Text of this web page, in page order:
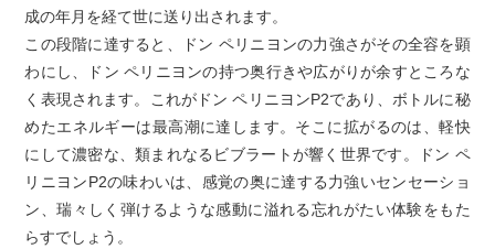
成の年月を経て世に送り出されます。
この段階に達すると、ドン ペリニヨンの力強さがその全容を顕
わにし、ドン ペリニヨンの持つ奥行きや広がりが余すところな
く表現されます。これがドン ペリニヨンP2であり、ボトルに秘
めたエネルギーは最高潮に達します。そこに拡がるのは、軽快
にして濃密な、類まれなるビブラートが響く世界です。ドン ペ
リニヨンP2の味わいは、感覚の奥に達する力強いセンセーショ
ン、瑞々しく弾けるような感動に溢れる忘れがたい体験をもた
らすでしょう。